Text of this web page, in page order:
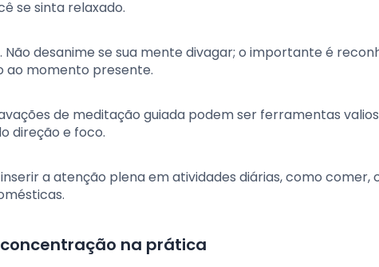
se sinta relaxado.
Não desanime se sua mente divagar; o importante é
ao momento presente.
de meditação guiada podem ser ferramentas
direção e foco.
a atenção plena em atividades diárias, como comer,
na prática